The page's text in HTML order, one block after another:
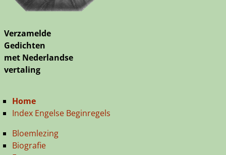
Verzamelde
Gedichten
met Nederlandse
vertaling
Home
Index Engelse Beginregels
Bloemlezing
Biografie